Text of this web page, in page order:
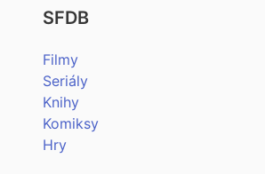
SFDB
Filmy
Seriály
Knihy
Komiksy
Hry